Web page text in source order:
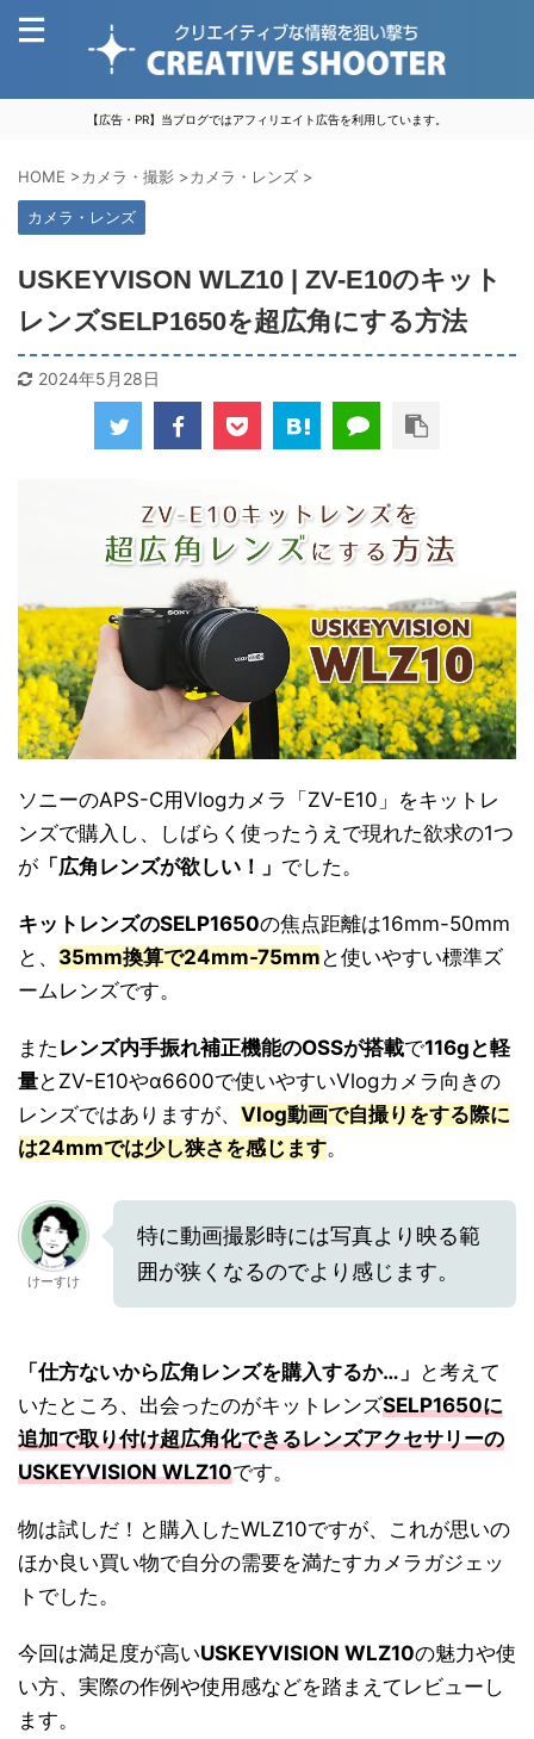
【広告・PR】当ブログではアフィリエイト広告を利用しています。
HOME >カメラ・撮影 >カメラ・レンズ >
カメラ・レンズ
USKEYVISON WLZ10 | ZV-E10のキット
レンズSELP1650を超広角にする方法
2024年5月28日
ソニーのAPS-C用Vlogカメラ「ZV-E10」をキットレ
ンズで購入し、しばらく使ったうえで現れた欲求の1つ
が 「広角レンズが欲しい！」 でした。
キットレンズのSELP1650の焦点距離は16mm-50mm
と、 35mm換算で24mm-75mm と使いやすい標準ズ
ームレンズです。
また レンズ内手振れ補正機能のOSSが搭載で116gと軽
量とZV-E10やα6600で使いやすいVlogカメラ向きの
レンズではありますが、 Vlog動画で自撮りをする際に
は24mmでは少し狭さを感じます。
けーすけ
特に動画撮影時には写真より映る範
囲が狭くなるのでより感じます。
「仕方ないから広角レンズを購入するか…」 と考えて
いたところ、出会ったのがキットレンズSELP1650に
追加で取り付け超広角化できるレンズアクセサリーの
USKEYVISION WLZ10です。
物は試しだ！と購入したWLZ10ですが、これが思いの
ほか良い買い物で自分の需要を満たすカメラガジェッ
トでした。
今回は満足度が高いUSKEYVISION WLZ10の魅力や使
い方、実際の作例や使用感などを踏まえてレビューし
ます。